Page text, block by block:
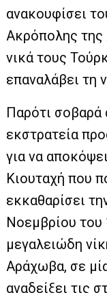
ανακουφίσει
Ακρόπολης της
νικά τους
επαναλάβει τη
Παρότι σοβαρά
εκστρατεία
για να
Κιουταχή που
εκκαθαρίσει
Νοεμβρίου του
μεγαλειώδη
Αράχωβα, σε
αναδείξει τις